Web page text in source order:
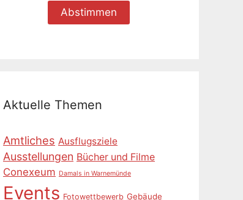
Aktuelle Themen
Amtliches Ausflugsziele
Ausstellungen Bücher und Filme
Conexeum Damals in Warnemünde
Events Fotowettbewerb Gebäude